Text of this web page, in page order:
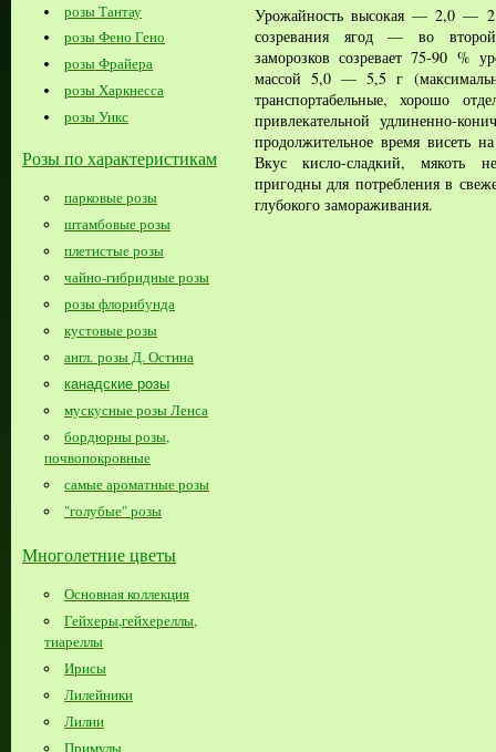
розы Тантау
розы Фено Гено
розы Фрайера
розы Харкнесса
розы Уикс
Розы по характеристикам
парковые розы
штамбовые розы
плетистые розы
чайно-гибридные розы
розы флорибунда
кустовые розы
англ. розы Д. Остина
канадские розы
мускусные розы Ленса
бордюрны розы,
почвопокровные
самые ароматные розы
"голубые" розы
Многолетние цветы
Основная коллекция
Гейхеры,гейхереллы,
тиареллы
Ирисы
Лилейники
Лилии
Примулы
Урожайность высокая — 2,0 —
созревания ягод — во
заморозков созревает 75-90 %
массой 5,0 — 5,5 г
транспортабельные, хорошо
привлекательной удлиненно-
продолжительное время висеть
Вкус кисло-сладкий, мякоть
пригодны для потребления в
глубокого замораживания.